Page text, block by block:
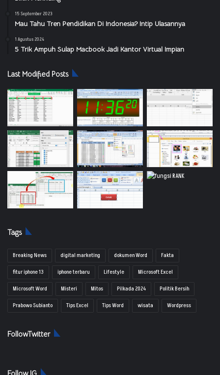
15 September 2023
Mau Tahu Tren Pendidikan Di Indonesia? Intip Ulasannya
1 Agustus 2024
5 Trik Ampuh Sulap Macbook Jadi Kantor Virtual Impian
Last Modified Posts
Tags
Breaking News digital marketing dokumen Word
Fakta
fitur iphone 13
iphone terbaru Lifestyle
Microsoft Excel
Microsoft Word
Misteri Mitos Pilkada 2024
Politik Bersih
Prabowo Subianto
Tips Excel Tips Word wisata Wordpress
FollowTwitter